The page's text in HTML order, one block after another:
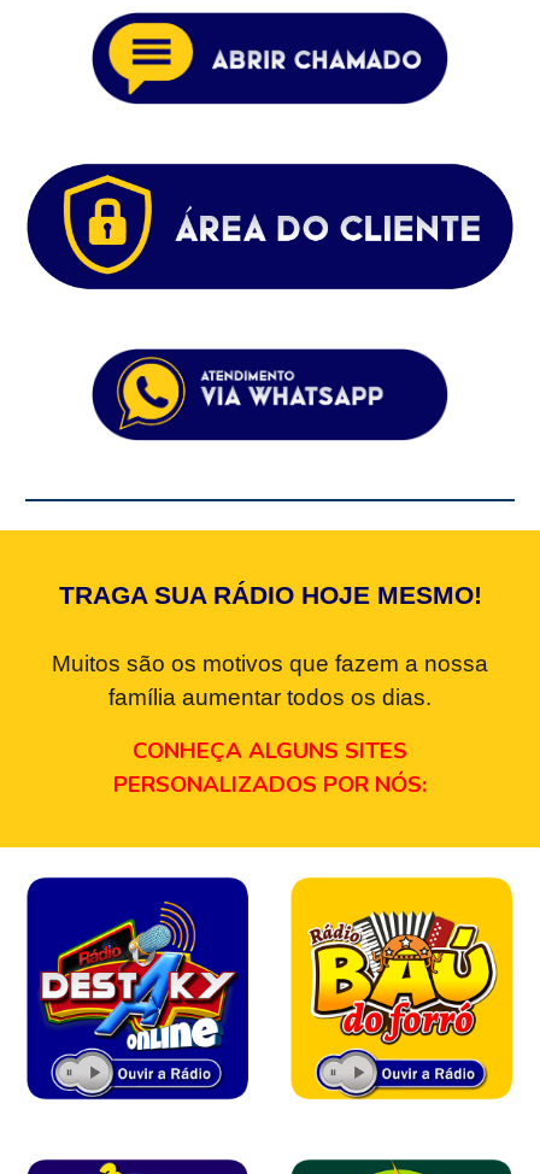
TRAGA SUA RÁDIO HOJE MESMO!
Muitos são os motivos que fazem a nossa
família aumentar todos os dias.
CONHEÇA ALGUNS SITES
PERSONALIZADOS POR NÓS: